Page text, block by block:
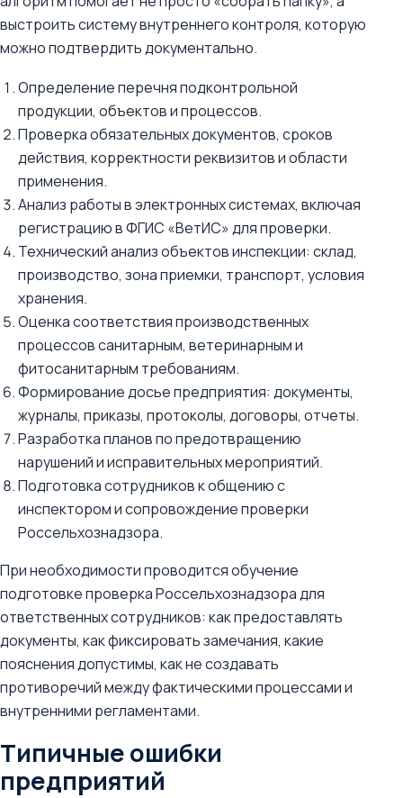
выстроить систему внутреннего контроля, которую
можно подтвердить документально.
Определение перечня подконтрольной
продукции, объектов и процессов.
Проверка обязательных документов, сроков
действия, корректности реквизитов и области
применения.
Анализ работы в электронных системах, включая
регистрацию в ФГИС «ВетИС» для проверки.
Технический анализ объектов инспекции: склад,
производство, зона приемки, транспорт, условия
хранения.
Оценка соответствия производственных
процессов санитарным, ветеринарным и
фитосанитарным требованиям.
Формирование досье предприятия: документы,
журналы, приказы, протоколы, договоры, отчеты.
Разработка планов по предотвращению
нарушений и исправительных мероприятий.
Подготовка сотрудников к общению с
инспектором и сопровождение проверки
Россельхознадзора.
При необходимости проводится обучение
подготовке проверка Россельхознадзора для
ответственных сотрудников: как предоставлять
документы, как фиксировать замечания, какие
пояснения допустимы, как не создавать
противоречий между фактическими процессами и
внутренними регламентами.
Типичные ошибки
предприятий